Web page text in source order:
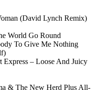
(David Lynch Remix)
World Go Round
To Give Me Nothing
Express – Loose And Juicy
& The New Herd Plus All-